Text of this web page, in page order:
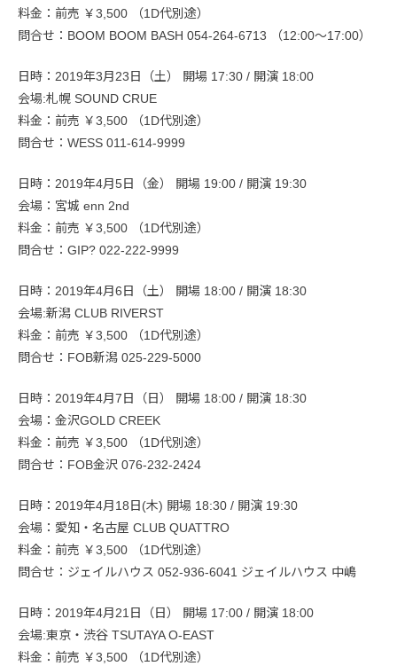
料金：前売 ￥3,500 （1D代別途）
問合せ：BOOM BOOM BASH 054-264-6713 （12:00〜17:00）
日時：2019年3月23日（土） 開場 17:30 / 開演 18:00
会場:札幌 SOUND CRUE
料金：前売 ￥3,500 （1D代別途）
問合せ：WESS 011-614-9999
日時：2019年4月5日（金） 開場 19:00 / 開演 19:30
会場：宮城 enn 2nd
料金：前売 ￥3,500 （1D代別途）
問合せ：GIP? 022-222-9999
日時：2019年4月6日（土） 開場 18:00 / 開演 18:30
会場:新潟 CLUB RIVERST
料金：前売 ￥3,500 （1D代別途）
問合せ：FOB新潟 025-229-5000
日時：2019年4月7日（日） 開場 18:00 / 開演 18:30
会場：金沢GOLD CREEK
料金：前売 ￥3,500 （1D代別途）
問合せ：FOB金沢 076-232-2424
日時：2019年4月18日(木) 開場 18:30 / 開演 19:30
会場：愛知・名古屋 CLUB QUATTRO
料金：前売 ￥3,500 （1D代別途）
問合せ：ジェイルハウス 052-936-6041 ジェイルハウス 中嶋
日時：2019年4月21日（日） 開場 17:00 / 開演 18:00
会場:東京・渋谷 TSUTAYA O-EAST
料金：前売 ￥3,500 （1D代別途）